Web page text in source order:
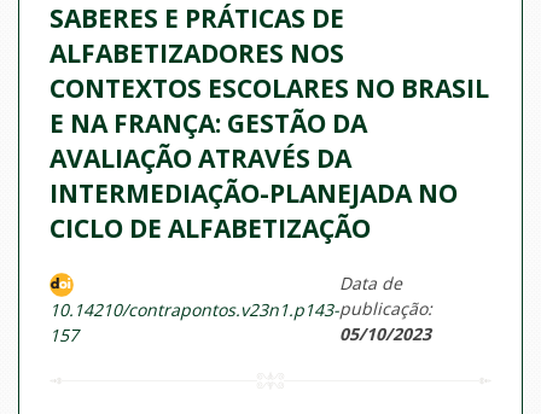
SABERES E PRÁTICAS DE
ALFABETIZADORES NOS
CONTEXTOS ESCOLARES NO BRASIL
E NA FRANÇA: GESTÃO DA
AVALIAÇÃO ATRAVÉS DA
INTERMEDIAÇÃO-PLANEJADA NO
CICLO DE ALFABETIZAÇÃO
10.14210/contrapontos.v23n1.p143-
157
Data de
publicação:
05/10/2023